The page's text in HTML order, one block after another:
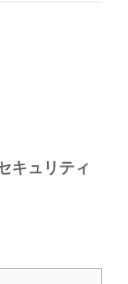
キュリティ